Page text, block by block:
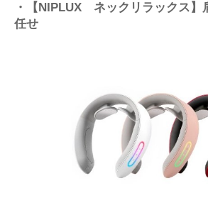
・【NIPLUX ネックリラックス】
任せ